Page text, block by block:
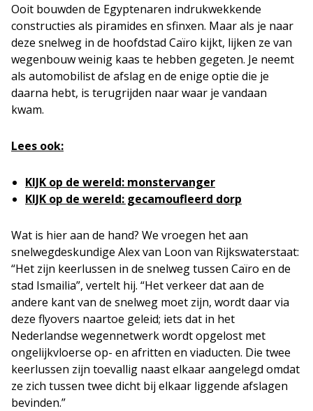
Ooit bouwden de Egyptenaren indrukwekkende
constructies als piramides en sfinxen. Maar als je naar
deze snelweg in de hoofdstad Caïro kijkt, lijken ze van
wegenbouw weinig kaas te hebben gegeten. Je neemt
als automobilist de afslag en de enige optie die je
daarna hebt, is terugrijden naar waar je vandaan
kwam.
Lees ook:
KIJK op de wereld: monstervanger
KIJK op de wereld: gecamoufleerd dorp
Wat is hier aan de hand? We vroegen het aan
snelwegdeskundige Alex van Loon van Rijkswaterstaat:
“Het zijn keerlussen in de snelweg tussen Caïro en de
stad Ismailia”, vertelt hij. “Het verkeer dat aan de
andere kant van de snelweg moet zijn, wordt daar via
deze flyovers naartoe geleid; iets dat in het
Nederlandse wegennetwerk wordt opgelost met
ongelijkvloerse op- en afritten en viaducten. Die twee
keerlussen zijn toevallig naast elkaar aangelegd omdat
ze zich tussen twee dicht bij elkaar liggende afslagen
bevinden.”